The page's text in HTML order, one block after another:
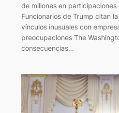
de millones en
Funcionarios de Trump citan
vínculos inusuales con
preocupaciones The
consecuencias…